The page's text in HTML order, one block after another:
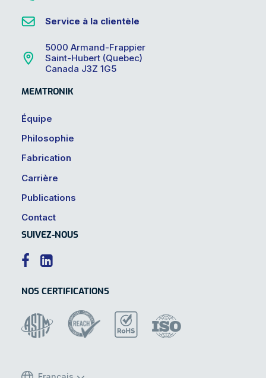
Service à la clientèle
5000 Armand-Frappier
Saint-Hubert (Quebec)
Canada J3Z 1G5
MEMTRONIK
Équipe
Philosophie
Fabrication
Carrière
Publications
Contact
SUIVEZ-NOUS
 
NOS CERTIFICATIONS